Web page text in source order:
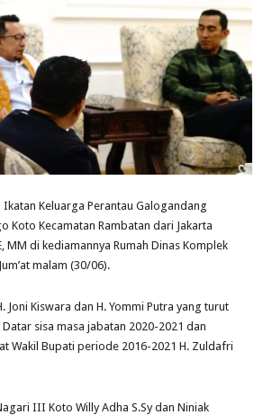
Ikatan Keluarga Perantau Galogandang
Koto Kecamatan Rambatan dari Jakarta
MM di kediamannya Rumah Dinas Komplek
malam (30/06).
Joni Kiswara dan H. Yommi Putra yang turut
sisa masa jabatan 2020-2021 dan
Wakil Bupati periode 2016-2021 H. Zuldafri
III Koto Willy Adha S.Sy dan Niniak